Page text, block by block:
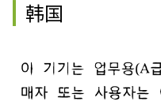
韩国